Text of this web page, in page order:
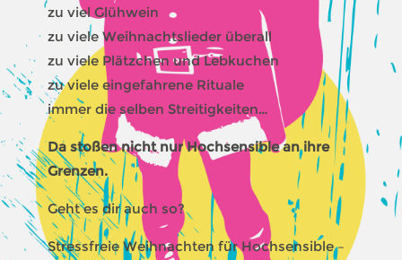
zu viel Glühwein
zu viele Weihnachtslieder überall
zu viele Plätzchen und Lebkuchen
zu viele eingefahrene Rituale
immer die selben Streitigkeiten…
Da stoßen nicht nur Hochsensible an ihre
Grenzen.
Geht es dir auch so?
Stressfreie Weihnachten für Hochsensible –